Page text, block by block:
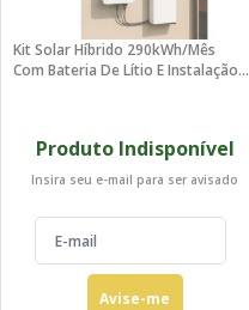
Kit Solar Híbrido 290kWh/mês
Com Bateria De Lítio E Instalação -
Produto Indisponível
Insira seu e-mail para ser avisado
Avise-me